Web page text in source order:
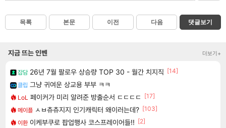
목록 본문 이전 다음 댓글보기
지금 뜨는 인벤 더보기+
잡담 26년 7월 팔로우 상승량 TOP 30 - 월간 치지직 [14]
클립 그냥 귀여운 상교용 부부 ㅋㅋ
LoL 페이커가 미리 알려준 방출순서 ㄷㄷㄷㄷ
[17]
메이플 ㅅㅂ츄츄지지 인기캐릭터 왜이러는데? [103]
이환 이케부쿠로 팝업행사 코스프레이어들!! [2]